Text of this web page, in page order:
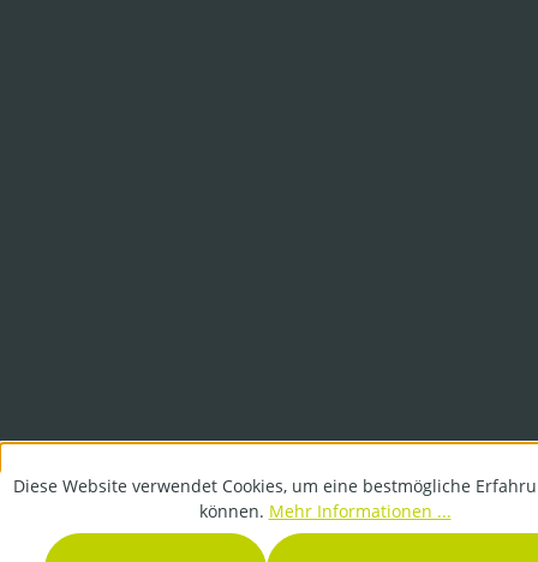
Diese Website verwendet Cookies, um eine bestmögliche
können. Mehr Informationen ...